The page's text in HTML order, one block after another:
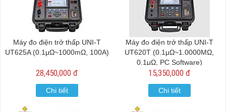
Máy đo điện trở thấp UNI-T
UT625A (0.1μΩ~1000mΩ, 100A)
28,450,000 đ
Chi tiết
Máy đo điện trở thấp UNI-T
UT620T (0.1μΩ~1.0000MΩ,
0.1μΩ, PC Software)
15,350,000 đ
Chi tiết